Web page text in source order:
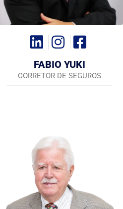
FABIO YUKI
CORRETOR DE SEGUROS